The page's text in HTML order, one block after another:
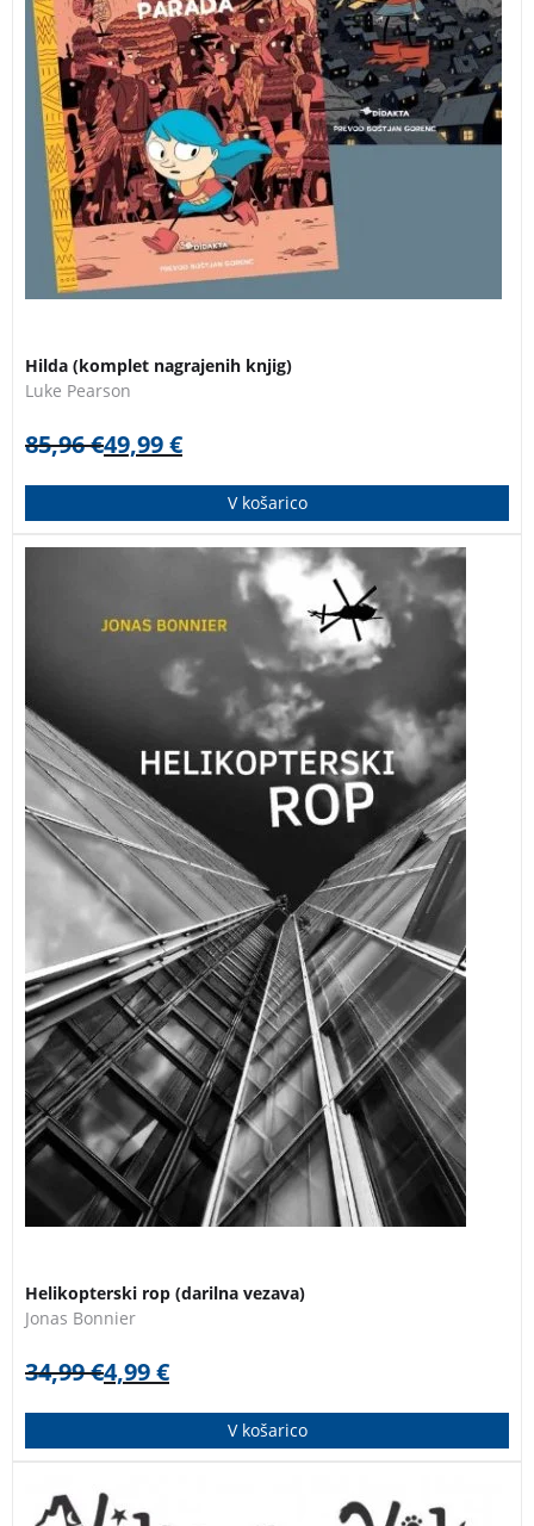
Hilda (komplet nagrajenih knjig)
Luke Pearson
85,96€49,99€
V košarico
Skandinavski kriminalni roman o spektakularnem
helikopterskem ropu skladišča gotovine. Napisan je po
resničnem dogodku o katerem so pisali vsi svetovni
mediji in na podlagi avtorjevih poglobljenih
intervjujev s storilci.
Helikopterski rop (darilna vezava)
Jonas Bonnier
34,99€4,99€
V košarico
Vilma in Vili te vabita, da se jima pridružiš na njunih